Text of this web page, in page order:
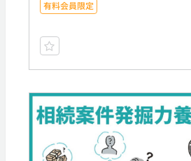
有料会員限定